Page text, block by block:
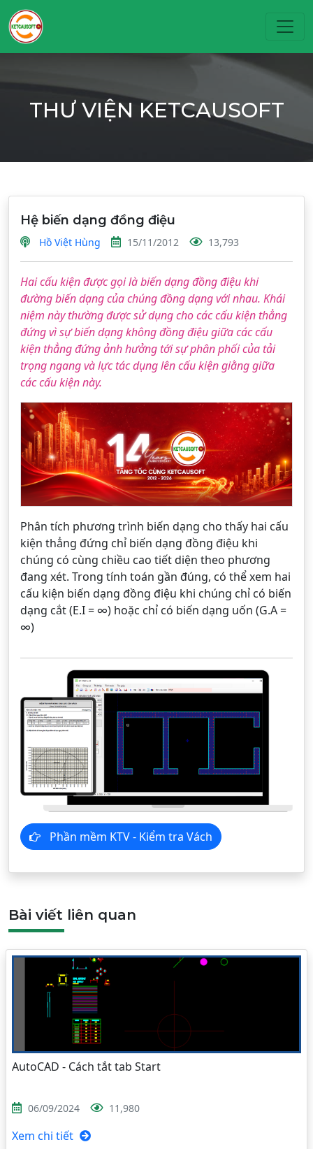
THƯ VIỆN KETCAUSOFT
Hệ biến dạng đồng điệu
Hồ Việt Hùng 15/11/2012 13,793
Hai cấu kiện được gọi là biến dạng đồng điệu khi
đường biến dạng của chúng đồng dạng với nhau. Khái
niệm này thường được sử dụng cho các cấu kiện thẳng
đứng vì sự biến dạng không đồng điệu giữa các cấu
kiện thẳng đứng ảnh hưởng tới sự phân phối của tải
trọng ngang và lực tác dụng lên cấu kiện giằng giữa
các cấu kiện này.
Phân tích phương trình biến dạng cho thấy hai cấu
kiện thẳng đứng chỉ biến dạng đồng điệu khi
chúng có cùng chiều cao tiết diện theo phương
đang xét. Trong tính toán gần đúng, có thể xem hai
cấu kiện biến dạng đồng điệu khi chúng chỉ có biến
dạng cắt (E.I = ∞) hoặc chỉ có biến dạng uốn (G.A =
∞)
Phần mềm KTV - Kiểm tra Vách
Bài viết liên quan
AutoCAD - Cách tắt tab Start
06/09/2024 11,980
Xem chi tiết